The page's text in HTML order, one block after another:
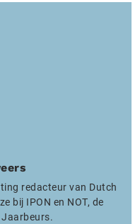
redacteur van Dutch
bij IPON en NOT, de